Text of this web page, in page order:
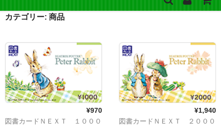
店舗案内・お問合せ
買取・買取査定
買取 金・プラチナ
カテゴリー: 商品
¥970
図書カードＮＥＸＴ １０００
¥1,940
図書カードＮＥＸＴ ２０００